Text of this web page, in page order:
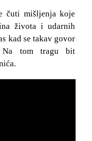
čuti mišljenja koje
života i udarnih
kad se takav govor
tom tragu bit